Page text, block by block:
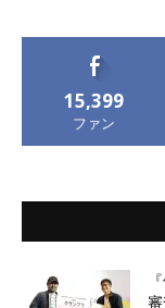
15,399
ファン